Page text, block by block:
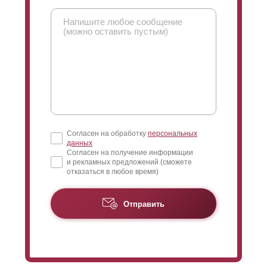
Согласен на обработку персональных
данных
Согласен на получение информации
и рекламных предложений (сможете
отказаться в любое время)
Отправить